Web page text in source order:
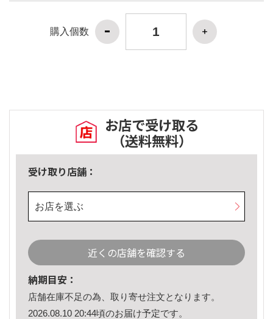
購入個数
お店で受け取る
（送料無料）
受け取り店舗：
お店を選ぶ
近くの店舗を確認する
納期目安：
店舗在庫不足の為、取り寄せ注文となります。
2026.08.10 20:44頃のお届け予定です。